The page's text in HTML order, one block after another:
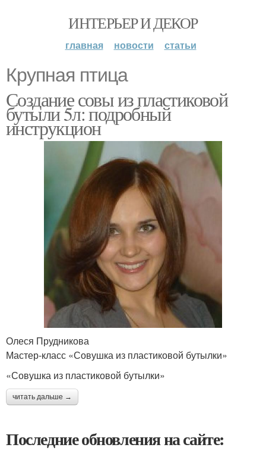
ИНТЕРЬЕР И ДЕКОР
главная новости статьи
Крупная птица
Создание совы из пластиковой
бутыли 5л: подробный
инструкцион
Олеся Прудникова
Мастер-класс «Совушка из пластиковой бутылки»
«Совушка из пластиковой бутылки»
читать дальше →
Последние обновления на сайте: